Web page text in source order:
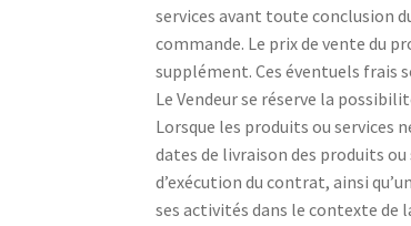
services avant toute conclusion
commande. Le prix de vente du
supplément. Ces éventuels frais
Le Vendeur se réserve la
Lorsque les produits ou services
dates de livraison des produits
d’exécution du contrat, ainsi
ses activités dans le contexte de